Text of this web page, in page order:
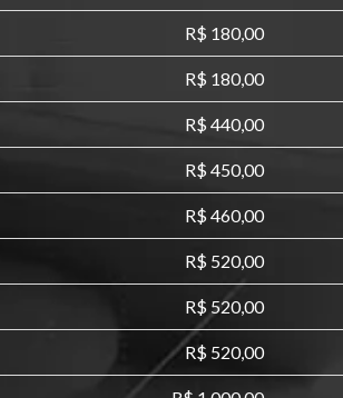
R$ 180,00
R$ 180,00
R$ 440,00
R$ 450,00
R$ 460,00
R$ 520,00
R$ 520,00
R$ 520,00